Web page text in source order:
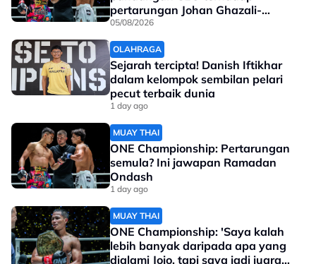
View this post on Instagram
pertarungan Johan Ghazali-
Ramadan Ondash
05/08/2026
OLAHRAGA
Sejarah tercipta! Danish Iftikhar
dalam kelompok sembilan pelari
pecut terbaik dunia
1 day ago
MUAY THAI
ONE Championship: Pertarungan
semula? Ini jawapan Ramadan
Ondash
1 day ago
MUAY THAI
ONE Championship: 'Saya kalah
lebih banyak daripada apa yang
dialami Jojo, tapi saya jadi juara